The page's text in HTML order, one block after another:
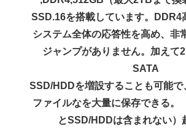
SSD.16を搭載しています。DDR4
システム全体の応答性を高め、非
ジャンプがありません。加えて
SATA
SSD/HDDを増設することも可能で
ファイルなを大量に保存できる。
とSSD/HDDは含まれない）